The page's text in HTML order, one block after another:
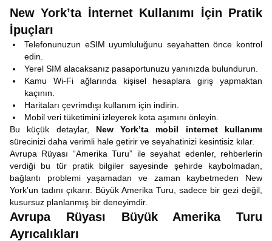
New York’ta İnternet Kullanımı İçin Pratik
İpuçları
Telefonunuzun eSIM uyumluluğunu seyahatten önce kontrol
edin.
Yerel SIM alacaksanız pasaportunuzu yanınızda bulundurun.
Kamu Wi-Fi ağlarında kişisel hesaplara giriş yapmaktan
kaçının.
Haritaları çevrimdışı kullanım için indirin.
Mobil veri tüketimini izleyerek kota aşımını önleyin.
Bu küçük detaylar, New York’ta mobil internet kullanımı
sürecinizi daha verimli hale getirir ve seyahatinizi kesintisiz kılar.
Avrupa Rüyası “Amerika Turu” ile seyahat edenler, rehberlerin
verdiği bu tür pratik bilgiler sayesinde şehirde kaybolmadan,
bağlantı problemi yaşamadan ve zaman kaybetmeden New
York’un tadını çıkarır. Büyük Amerika Turu, sadece bir gezi değil,
kusursuz planlanmış bir deneyimdir.
Avrupa Rüyası Büyük Amerika Turu
Ayrıcalıkları